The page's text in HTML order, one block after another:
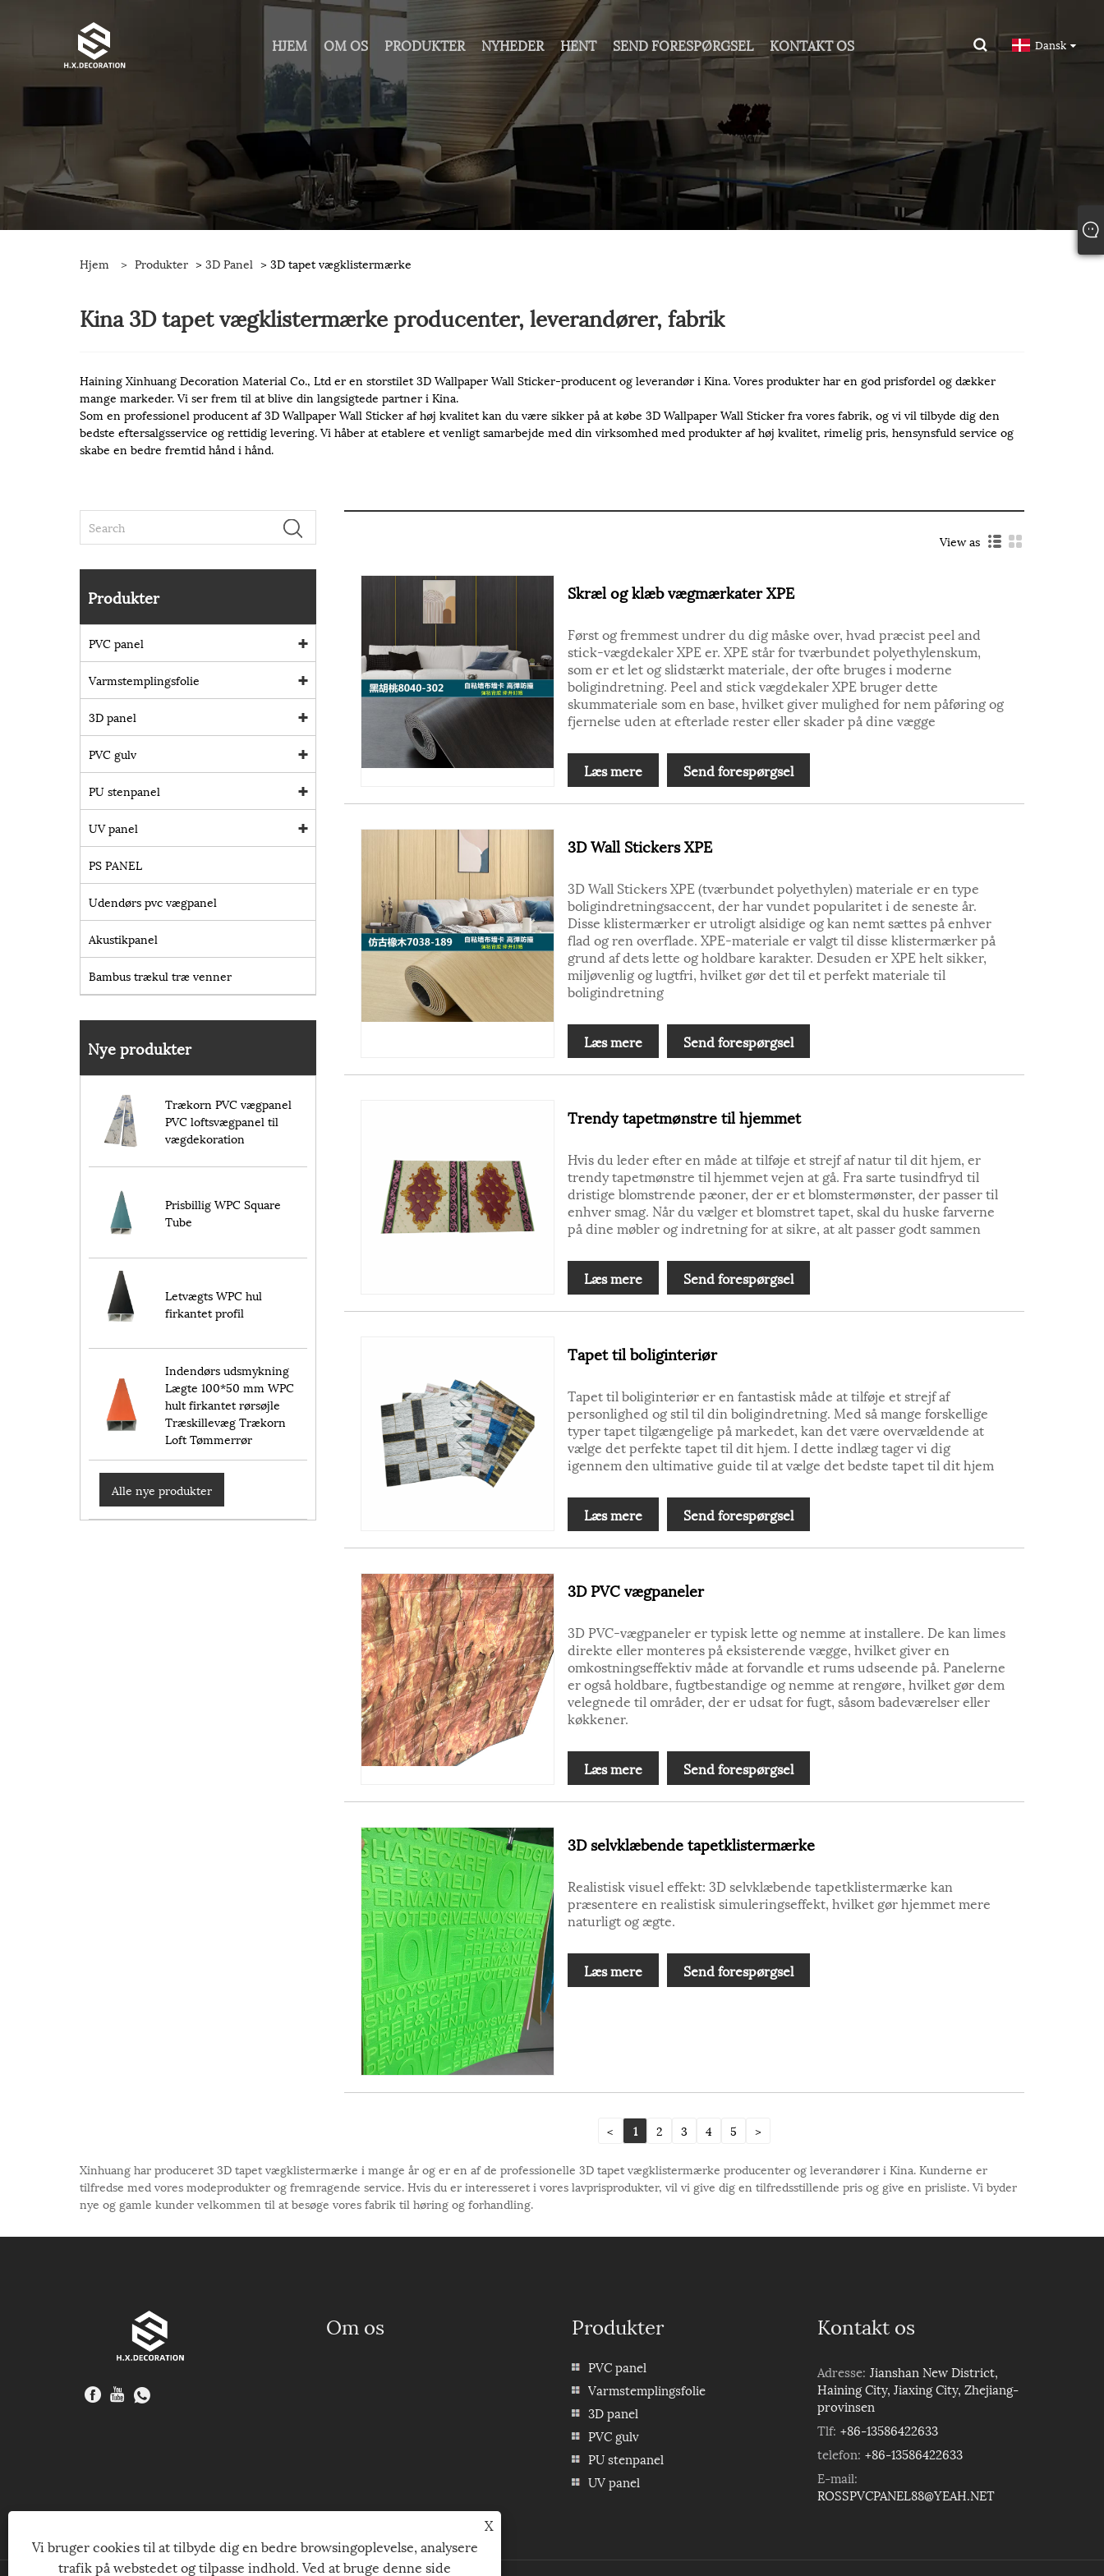
HJEM OM OS PRODUKTER NYHEDER HENT SEND FORESPØRGSEL KONTAKT OS Dansk
Hjem > Produkter > 3D Panel > 3D tapet vægklistermærke
Kina 3D tapet vægklistermærke producenter, leverandører, fabrik
Haining Xinhuang Decoration Material Co., Ltd er en storstilet 3D Wallpaper Wall Sticker-producent og leverandør i Kina. Vores produkter har en god prisfordel og dækker
mange markeder. Vi ser frem til at blive din langsigtede partner i Kina.
Som en professionel producent af 3D Wallpaper Wall Sticker af høj kvalitet kan du være sikker på at købe 3D Wallpaper Wall Sticker fra vores fabrik, og vi vil tilbyde dig den
bedste eftersalgsservice og rettidig levering. Vi håber at etablere et venligt samarbejde med din virksomhed med produkter af høj kvalitet, rimelig pris, hensynsfuld service og
skabe en bedre fremtid hånd i hånd.
Produkter
PVC panel
Varmstemplingsfolie
3D panel
PVC gulv
PU stenpanel
UV panel
PS PANEL
Udendørs pvc vægpanel
Akustikpanel
Bambus trækul træ venner
Nye produkter
Trækorn PVC vægpanel
PVC loftsvægpanel til
vægdekoration
Prisbillig WPC Square
Tube
Letvægts WPC hul
firkantet profil
Indendørs udsmykning
Lægte 100*50 mm WPC
hult firkantet rørsøjle
Træskillevæg Trækorn
Loft Tømmerrør
Alle nye produkter
View as
Skræl og klæb vægmærkater XPE
Først og fremmest undrer du dig måske over, hvad præcist peel and
stick-vægdekaler XPE er. XPE står for tværbundet polyethylenskum,
som er et let og slidstærkt materiale, der ofte bruges i moderne
boligindretning. Peel and stick vægdekaler XPE bruger dette
skummateriale som en base, hvilket giver mulighed for nem påføring og
fjernelse uden at efterlade rester eller skader på dine vægge
Læs mere Send forespørgsel
3D Wall Stickers XPE
3D Wall Stickers XPE (tværbundet polyethylen) materiale er en type
boligindretningsaccent, der har vundet popularitet i de seneste år.
Disse klistermærker er utroligt alsidige og kan nemt sættes på enhver
flad og ren overflade. XPE-materiale er valgt til disse klistermærker på
grund af dets lette og holdbare karakter. Desuden er XPE helt sikker,
miljøvenlig og lugtfri, hvilket gør det til et perfekt materiale til
boligindretning
Læs mere Send forespørgsel
Trendy tapetmønstre til hjemmet
Hvis du leder efter en måde at tilføje et strejf af natur til dit hjem, er
trendy tapetmønstre til hjemmet vejen at gå. Fra sarte tusindfryd til
dristige blomstrende pæoner, der er et blomstermønster, der passer til
enhver smag. Når du vælger et blomstret tapet, skal du huske farverne
på dine møbler og indretning for at sikre, at alt passer godt sammen
Læs mere Send forespørgsel
Tapet til boliginteriør
Tapet til boliginteriør er en fantastisk måde at tilføje et strejf af
personlighed og stil til din boligindretning. Med så mange forskellige
typer tapet tilgængelige på markedet, kan det være overvældende at
vælge det perfekte tapet til dit hjem. I dette indlæg tager vi dig
igennem den ultimative guide til at vælge det bedste tapet til dit hjem
Læs mere Send forespørgsel
3D PVC vægpaneler
3D PVC-vægpaneler er typisk lette og nemme at installere. De kan limes
direkte eller monteres på eksisterende vægge, hvilket giver en
omkostningseffektiv måde at forvandle et rums udseende på. Panelerne
er også holdbare, fugtbestandige og nemme at rengøre, hvilket gør dem
velegnede til områder, der er udsat for fugt, såsom badeværelser eller
køkkener.
Læs mere Send forespørgsel
3D selvklæbende tapetklistermærke
Realistisk visuel effekt: 3D selvklæbende tapetklistermærke kan
præsentere en realistisk simuleringseffekt, hvilket gør hjemmet mere
naturligt og ægte.
Læs mere Send forespørgsel
< 1 2 3 4 5 >
Xinhuang har produceret 3D tapet vægklistermærke i mange år og er en af ​​de professionelle 3D tapet vægklistermærke producenter og leverandører i Kina. Kunderne er
tilfredse med vores modeprodukter og fremragende service. Hvis du er interesseret i vores lavprisprodukter, vil vi give dig en tilfredsstillende pris og give en prisliste. Vi byder
nye og gamle kunder velkommen til at besøge vores fabrik til høring og forhandling.
Om os Produkter
PVC panel
Varmstemplingsfolie
3D panel
PVC gulv
PU stenpanel
UV panel
Kontakt os
Adresse: Jianshan New District,
Haining City, Jiaxing City, Zhejiang-
provinsen
Tlf: +86-13586422633
telefon: +86-13586422633
E-mail:
ROSSPVCPANEL88@YEAH.NET
X
Vi bruger cookies til at tilbyde dig en bedre browsingoplevelse, analysere
trafik på webstedet og tilpasse indhold. Ved at bruge denne side